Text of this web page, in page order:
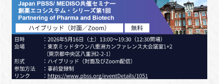
インタビュー・コラム
ニュース・掲示板
LINK-Jを知る